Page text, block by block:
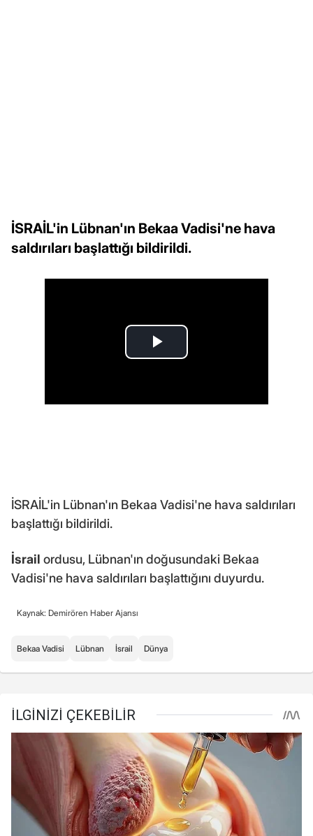
İSRAİL'in Lübnan'ın Bekaa Vadisi'ne hava
saldırıları başlattığı bildirildi.
İSRAİL'in Lübnan'ın Bekaa Vadisi'ne hava saldırıları
başlattığı bildirildi.
İsrail ordusu, Lübnan'ın doğusundaki Bekaa
Vadisi'ne hava saldırıları başlattığını duyurdu.
Kaynak: Demirören Haber Ajansı
Bekaa Vadisi Lübnan İsrail Dünya